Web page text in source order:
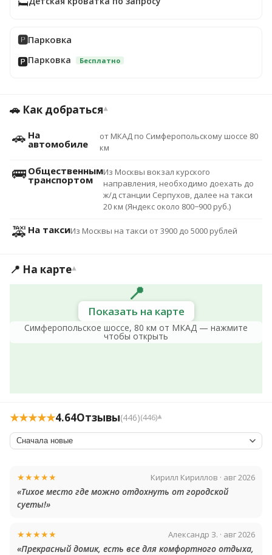
🅿️Парковка
🅿️Парковка Бесплатно
🚗 Как добраться▾
🚗 На
автомобиле
от МКАД по Симферопольскому шоссе 80
км
🚌 Общественным
транспортом
Из Москвы вокзал курского
направления, необходимо доехать до
ж/д станции Серпухов, далее на такси
20 км (Яндекс около 800−900 руб.)
🚕 На таксиИз Москвы на такси от 3900 до 5000 рублей
📍 На карте▾
📍
Показать на карте
Симферопольское шоссе, 80 км от МКАД — нажмите
чтобы открыть
★★★★★4.64Отзывы(446)(446)▾
★★★★★ Кирилл Кириллов · авг 2026
«Тихое место где можно отдохнуть от городской
суеты!»
★★★★★ Александр З. · авг 2026
«Прекрасный домик, есть все для комфортного отдыха,